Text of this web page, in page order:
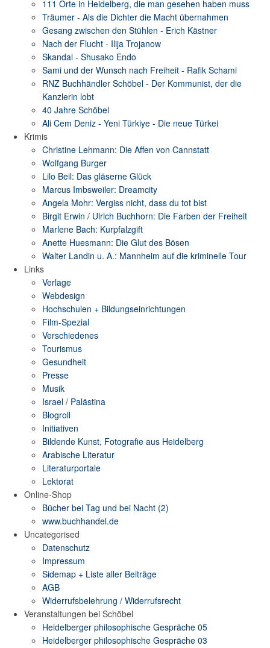
111 Orte in Heidelberg, die man gesehen haben muss
Träumer - Als die Dichter die Macht übernahmen
Gesang zwischen den Stühlen - Erich Kästner
Nach der Flucht - Ilija Trojanow
Skandal - Shusako Endo
Sami und der Wunsch nach Freiheit - Rafik Schami
RNZ Buchhändler Schöbel - Der Kommunist, der die
Kanzlerin lobt
40 Jahre Schöbel
Ali Cem Deniz - Yeni Türkiye - Die neue Türkei
Krimis
Christine Lehmann: Die Affen von Cannstatt
Wolfgang Burger
Lilo Beil: Das gläserne Glück
Marcus Imbsweiler: Dreamcity
Angela Mohr: Vergiss nicht, dass du tot bist
Birgit Erwin / Ulrich Buchhorn: Die Farben der Freiheit
Marlene Bach: Kurpfalzgift
Anette Huesmann: Die Glut des Bösen
Walter Landin u. A.: Mannheim auf die kriminelle Tour
Links
Verlage
Webdesign
Hochschulen + Bildungseinrichtungen
Film-Spezial
Verschiedenes
Tourismus
Gesundheit
Presse
Musik
Israel / Palästina
Blogroll
Initiativen
Bildende Kunst, Fotografie aus Heidelberg
Arabische Literatur
Literaturportale
Lektorat
Online-Shop
Bücher bei Tag und bei Nacht (2)
www.buchhandel.de
Uncategorised
Datenschutz
Impressum
Sidemap + Liste aller Beiträge
AGB
Widerrufsbelehrung / Widerrufsrecht
Veranstaltungen bei Schöbel
Heidelberger philosophische Gespräche 05
Heidelberger philosophische Gespräche 03